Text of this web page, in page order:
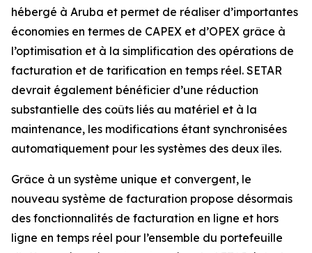
hébergé à Aruba et permet de réaliser d’importantes
économies en termes de CAPEX et d’OPEX grâce à
l’optimisation et à la simplification des opérations de
facturation et de tarification en temps réel. SETAR
devrait également bénéficier d’une réduction
substantielle des coûts liés au matériel et à la
maintenance, les modifications étant synchronisées
automatiquement pour les systèmes des deux îles.
Grâce à un système unique et convergent, le
nouveau système de facturation propose désormais
des fonctionnalités de facturation en ligne et hors
ligne en temps réel pour l’ensemble du portefeuille